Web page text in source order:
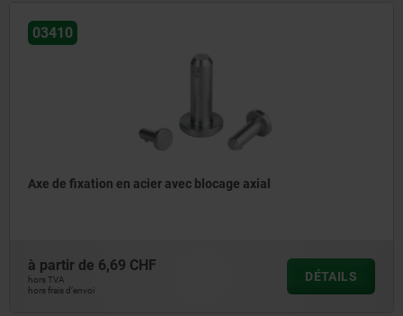
03410
Axe de fixation en acier avec blocage axial
à partir de 6,69 CHF
hors TVA
hors frais d’envoi
DÉTAILS